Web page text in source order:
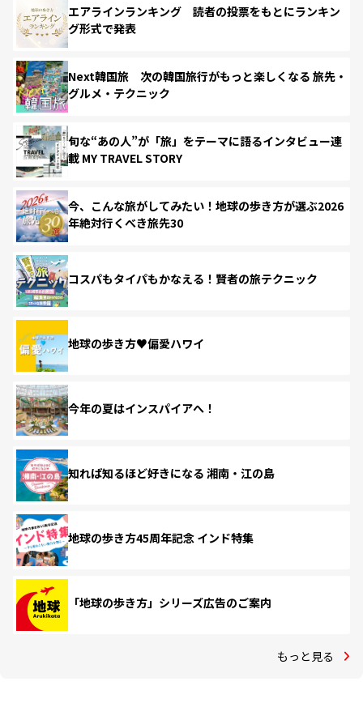
エアラインランキング 読者の投票をもとにランキン
グ形式で発表
Next韓国旅 次の韓国旅行がもっと楽しくなる 旅先・
グルメ・テクニック
旬な“あの人”が「旅」をテーマに語るインタビュー連
載 MY TRAVEL STORY
今、こんな旅がしてみたい！地球の歩き方が選ぶ2026
年絶対行くべき旅先30
コスパもタイパもかなえる！賢者の旅テクニック
地球の歩き方♥偏愛ハワイ
今年の夏はインスパイアへ！
知れば知るほど好きになる 湘南・江の島
地球の歩き方45周年記念 インド特集
「地球の歩き方」シリーズ広告のご案内
もっと見る